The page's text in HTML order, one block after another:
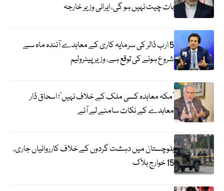
بات چیت نہیں ہو گی، ایرانی وزیر خارجہ
5 ارب ڈالر کی سرمایہ کاری کے معاہدے آئندہ ماہ سے
شروع ہونے کی توقع ہے، وزیر پیٹرولیم
‘مکہ معاہدہ کسی ملک کے خلاف نہیں’؛ اسحاق ڈار
معاہدے کے نکات سامنے لے آئے
بلوچستان میں دہشت گردوں کے خلاف کارروائیاں جاری،
15 خوارج ہلاک